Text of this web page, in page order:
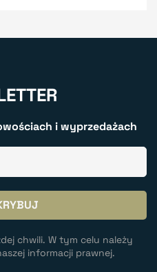
i wyprzedażach
chwili. W tym celu należy
informacji prawnej.